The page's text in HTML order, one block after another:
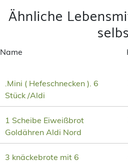
Ähnliche
Name
.Mini ( Hefeschnecken ). 6
Stück /Aldi
1 Scheibe Eiweißbrot
Goldähren Aldi Nord
3 knäckebrote mit 6